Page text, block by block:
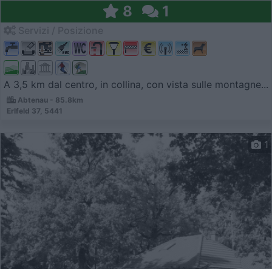
8 1
A 3,5 km dal centro, in collina, con vista sulle montagne...
Abtenau - 85.8km
Erlfeld 37, 5441
1